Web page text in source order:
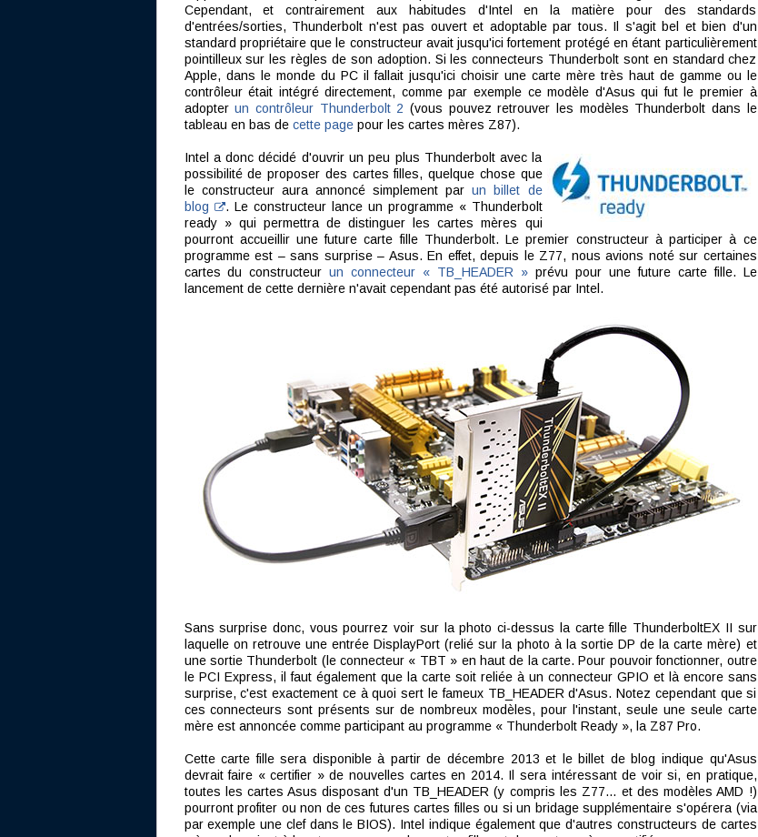
Cependant, et contrairement aux habitudes d'Intel en la matière pour des standards
d'entrées/sorties, Thunderbolt n'est pas ouvert et adoptable par tous. Il s'agit bel et bien d'un
standard propriétaire que le constructeur avait jusqu'ici fortement protégé en étant particulièrement
pointilleux sur les règles de son adoption. Si les connecteurs Thunderbolt sont en standard chez
Apple, dans le monde du PC il fallait jusqu'ici choisir une carte mère très haut de gamme ou le
contrôleur était intégré directement, comme par exemple ce modèle d'Asus qui fut le premier à
adopterun contrôleur Thunderbolt 2 (vous pouvez retrouver les modèles Thunderbolt dans le
tableau en bas de cette pagepour les cartes mères Z87).
Intel a donc décidé d'ouvrir un peu plus Thunderbolt avec la
possibilité de proposer des cartes filles, quelque chose que
le constructeur aura annoncé simplement parun billet de
blog
. Le constructeur lance un programme « Thunderbolt
ready » qui permettra de distinguer les cartes mères qui
pourront accueillir une future carte fille Thunderbolt. Le premier constructeur à participer à ce
programme est – sans surprise – Asus. En effet, depuis le Z77, nous avions noté sur certaines
cartes du constructeurun connecteur « TB_HEADER » prévu pour une future carte fille. Le
lancement de cette dernière n'avait cependant pas été autorisé par Intel.
Sans surprise donc, vous pourrez voir sur la photo ci-dessus la carte fille ThunderboltEX II sur
laquelle on retrouve une entrée DisplayPort (relié sur la photo à la sortie DP de la carte mère) et
une sortie Thunderbolt (le connecteur « TBT » en haut de la carte. Pour pouvoir fonctionner, outre
le PCI Express, il faut également que la carte soit reliée à un connecteur GPIO et là encore sans
surprise, c'est exactement ce à quoi sert le fameux TB_HEADER d'Asus. Notez cependant que si
ces connecteurs sont présents sur de nombreux modèles, pour l'instant, seule une seule carte
mère est annoncée comme participant au programme « Thunderbolt Ready », la Z87 Pro.
Cette carte fille sera disponible à partir de décembre 2013 et le billet de blog indique qu'Asus
devrait faire « certifier » de nouvelles cartes en 2014. Il sera intéressant de voir si, en pratique,
toutes les cartes Asus disposant d'un TB_HEADER (y compris les Z77… et des modèles AMD !)
pourront profiter ou non de ces futures cartes filles ou si un bridage supplémentaire s'opérera (via
par exemple une clef dans le BIOS). Intel indique également que d'autres constructeurs de cartes